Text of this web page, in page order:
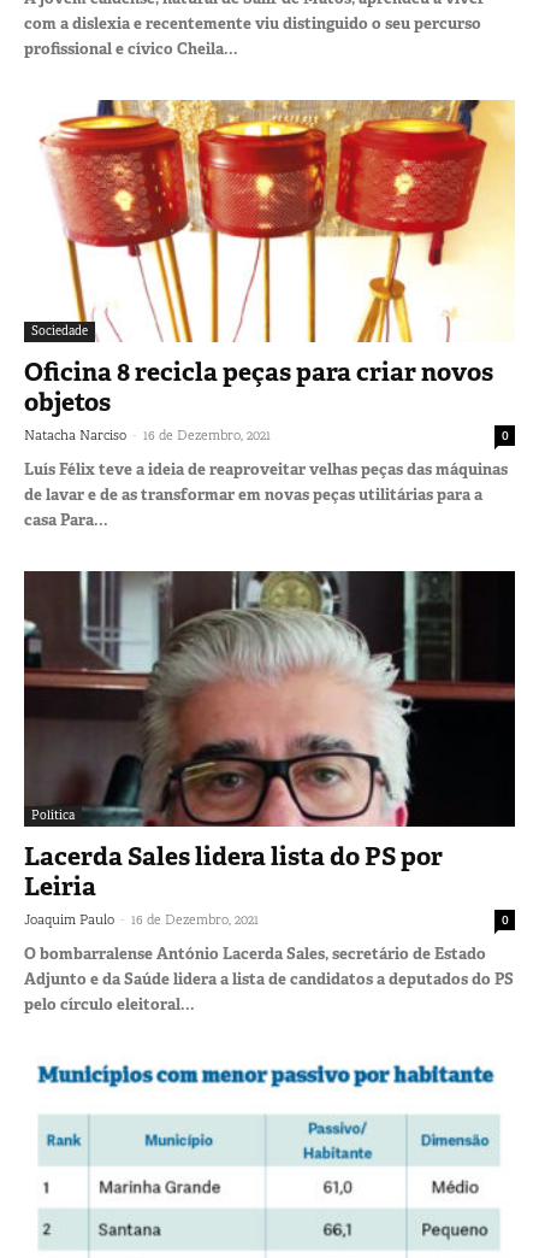
com a dislexia e recentemente viu distinguido o seu percurso
profissional e cívico Cheila...
Sociedade
Oficina 8 recicla peças para criar novos
objetos
Natacha Narciso - 16 de Dezembro, 2021 0
Luís Félix teve a ideia de reaproveitar velhas peças das máquinas
de lavar e de as transformar em novas peças utilitárias para a
casa Para...
Política
Lacerda Sales lidera lista do PS por
Leiria
Joaquim Paulo - 16 de Dezembro, 2021 0
O bombarralense António Lacerda Sales, secretário de Estado
Adjunto e da Saúde lidera a lista de candidatos a deputados do PS
pelo círculo eleitoral...